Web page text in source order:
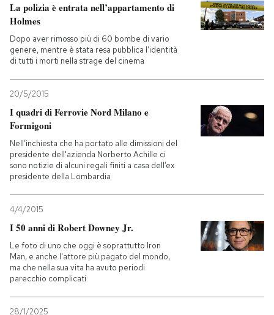
La polizia è entrata nell’appartamento di
Holmes
Dopo aver rimosso più di 60 bombe di vario
genere, mentre è stata resa pubblica l'identità
di tutti i morti nella strage del cinema
20/5/2015
I quadri di Ferrovie Nord Milano e
Formigoni
Nell’inchiesta che ha portato alle dimissioni del
presidente dell'azienda Norberto Achille ci
sono notizie di alcuni regali finiti a casa dell’ex
presidente della Lombardia
4/4/2015
I 50 anni di Robert Downey Jr.
Le foto di uno che oggi è soprattutto Iron
Man, e anche l'attore più pagato del mondo,
ma che nella sua vita ha avuto periodi
parecchio complicati
28/1/2025